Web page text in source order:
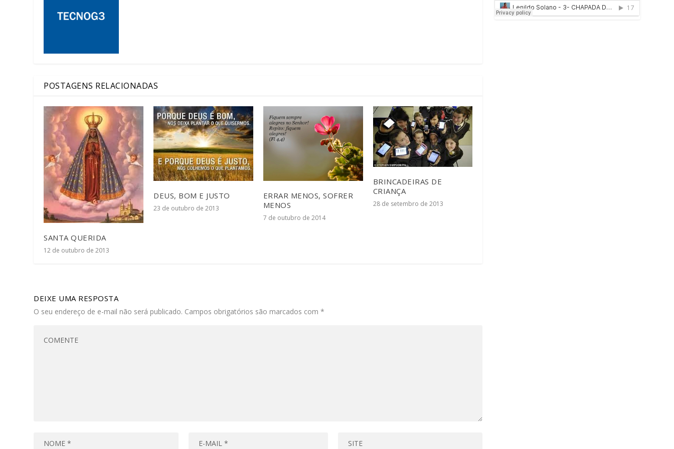
POSTAGENS RELACIONADAS
SANTA QUERIDA
12 de outubro de 2013
DEUS, BOM E JUSTO
23 de outubro de 2013
ERRAR MENOS, SOFRER
MENOS
7 de outubro de 2014
BRINCADEIRAS DE
CRIANÇA
28 de setembro de 2013
DEIXE UMA RESPOSTA
O seu endereço de e-mail não será publicado. Campos obrigatórios são marcados com*